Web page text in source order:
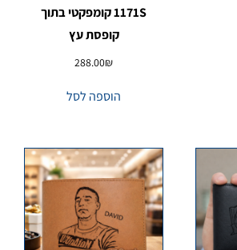
1171S קומפקטי בתוך
קופסת עץ
288.00₪
הוספה לסל